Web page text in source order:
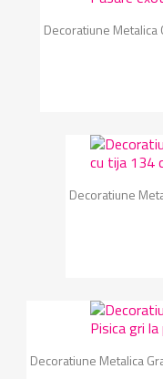
Decoratiune Metalica
Decoratiune
Decoratiune Metalica